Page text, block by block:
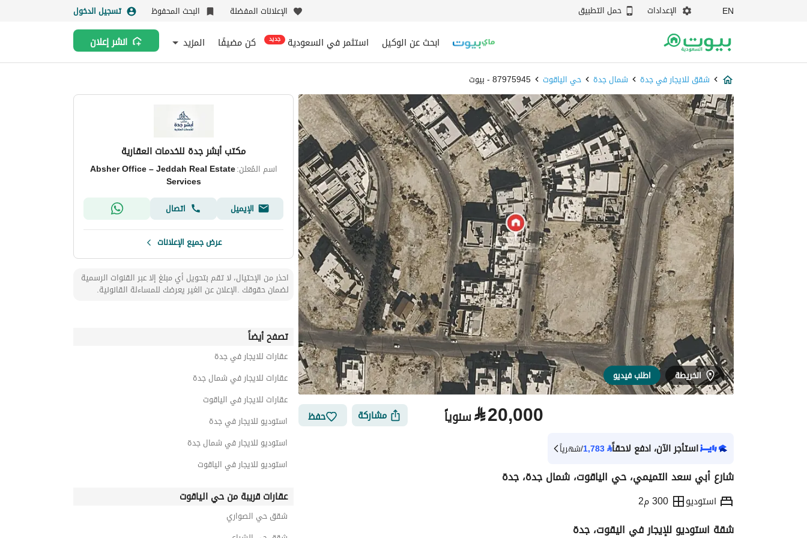
EN الإعدادات حمل التطبيق الإعلانات المفضلة البحث المحفوظ تسجيل الدخول
ابحث عن الوكيل استثمر في السعودية جديد كن مضيفًا المزيد انشر إعلان
شقق للايجار في جدة شمال جدة حي الياقوت 87975945 - بيوت
الخريطة اطلب فيديو
⃁20,000 سنوياً مشاركة
حفظ
استأجر الآن، ادفع لاحقاً⃁
1,783/شهرياً
شارع أبي سعد التميمي، حي الياقوت، شمال جدة، جدة
استوديو 300 م2
شقة استوديو للإيجار في اليقوت، جدة
مكتب أبشر جدة للخدمات العقارية
اسم المُعلن:Absher Office – Jeddah Real Estate
Services
الإيميل
اتصال
عرض جميع الإعلانات
احذر من الإحتيال، لا تقم بتحويل أي مبلغ إلا عبر القنوات الرسمية
لضمان حقوقك .الإعلان عن الغير يعرضك للمساءلة القانونية.
تصفح أيضاً
عقارات للايجار في جدة
عقارات للايجار في شمال جدة
عقارات للايجار في الياقوت
استوديو للايجار في جدة
استوديو للايجار في شمال جدة
استوديو للايجار في الياقوت
عقارات قريبة من حي الياقوت
شقق حي الصواري